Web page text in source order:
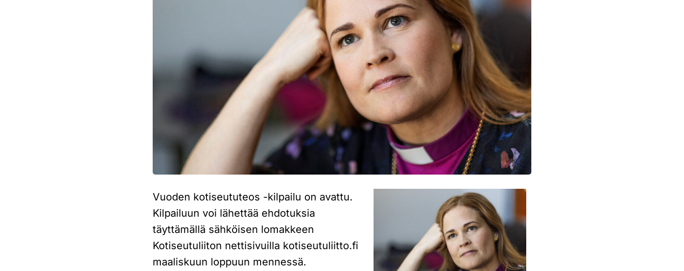
Vuoden kotiseututeos -kilpailu on avattu.
Kilpailuun voi lähettää ehdotuksia
täyttämällä sähköisen lomakkeen
Kotiseutuliiton nettisivuilla kotiseutuliitto.fi
maaliskuun loppuun mennessä.